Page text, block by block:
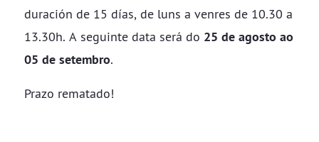
duración de 15 días, de luns a venres de 10.30 a
13.30h. A seguinte data será do 25 de agosto ao
05 de setembro.
Prazo rematado!